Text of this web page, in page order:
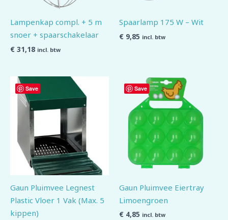
Lampenkap compl. + 5 m
snoer + spaarschakelaar
€ 31,18 incl. btw
Spaarlamp 175 W – Wit
€ 9,85 incl. btw
Save
Gaun Pluimvee Legnest
Plastic Vloer 1 Vak (Max. 5
kippen)
Save
Gaun Pluimvee Eiertray
Limoengroen
€ 4,85 incl. btw